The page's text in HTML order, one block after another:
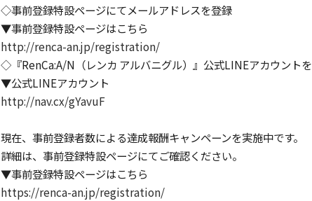
◇事前登録特設ページにてメールアドレスを登録
▼事前登録特設ページはこちら
http://renca-an.jp/registration/
◇『RenCa:A/N（レンカ アルバニグル）』公式LINEアカウント
▼公式LINEアカウント
http://nav.cx/gYavuF
現在、事前登録者数による達成報酬キャンペーンを実施中です。
詳細は、事前登録特設ページにてご確認ください。
▼事前登録特設ページはこちら
https://renca-an.jp/registration/